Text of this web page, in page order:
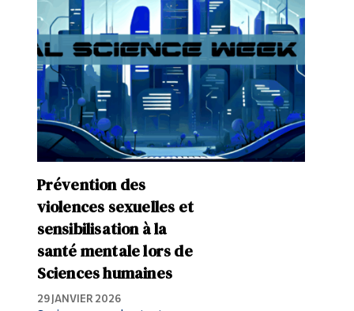
Prévention des
violences sexuelles et
sensibilisation à la
santé mentale lors de
Sciences humaines
29 JANVIER 2026